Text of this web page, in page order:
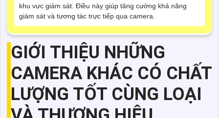
khu vực giám sát. Điều này giúp tăng cường khả năng
giám sát và tương tác trực tiếp qua camera.
GIỚI THIỆU NHỮNG
CAMERA KHÁC CÓ CHẤT
LƯỢNG TỐT CÙNG LOẠI